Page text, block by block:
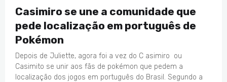
Casimiro se une a comunidade que
pede localização em português de
Pokémon
Depois de Juliette, agora foi a vez do C asimiro ou
Casimito se unir aos fãs de pokémon que pedem a
localização dos jogos em português do Brasil. Segundo a